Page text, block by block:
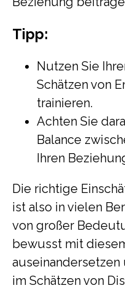
Tipp:
Nutzen Sie
Schätzen von
trainieren.
Achten Sie
Balance
Ihren
Die richtige
ist also in vielen
von großer
bewusst mit
im Schätzen von